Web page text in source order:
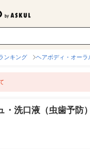
洗口液（虫歯予防）
ンキング ヘアボディ・オー
・洗口液（虫歯予防